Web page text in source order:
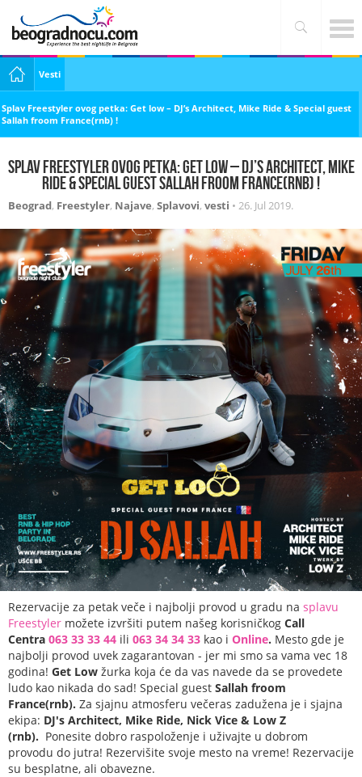
Vesti
Splav Freestyler ovog petka: Get low – DJ’s Architect, Mike Ride & Special guest
Sallah froom France(rnb) !
Splav Freestyler ovog petka: Get low – DJ’s Architect, Mike
Ride & Special guest Sallah froom France(rnb) !
Beograd, Freestyler, Najave, Splavovi, vesti • 26. Jul 2019.
Rezervacije za petak veče i najbolji provod u gradu na splavu
Freestyler možete izvršiti putem našeg korisničkog Call
Centra 063 33 33 44 ili 063 34 34 33 kao i Online. Mesto gde je
najbolji provod uvek zagarantovan - jer mi smo sa vama vec 18
godina! Get Low žurka koja će da vas navede da se provedete
ludo kao nikada do sad! Special guest Sallah froom
France(rnb). Za sjajnu atmosferu večeras zadužena je i sjajna
ekipa: DJ's Architect, Mike Ride, Nick Vice & Low Z
(rnb). Ponesite dobro raspoloženje i uživajte u dobrom
provodu do jutra! Rezervišite svoje mesto na vreme! Rezervacije
su besplatne, ali obavezne.